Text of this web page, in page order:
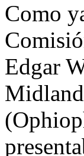
Como
Edgar